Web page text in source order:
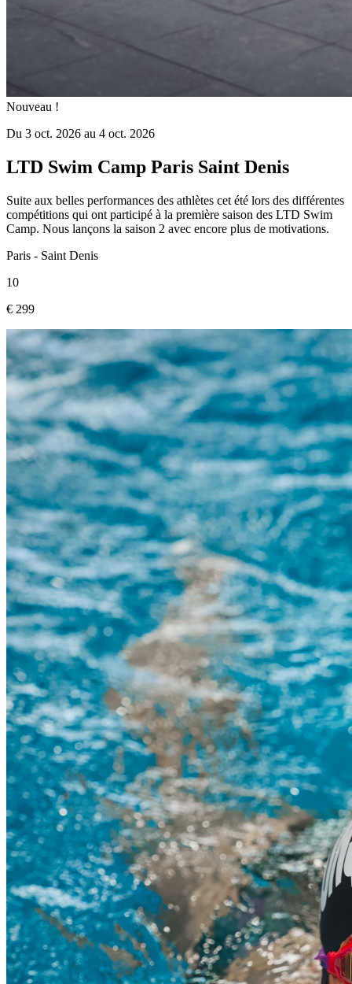
Nouveau !
Du 3 oct. 2026 au 4 oct. 2026
LTD Swim Camp Paris Saint Denis
Suite aux belles performances des athlètes cet été lors des différentes
compétitions qui ont participé à la première saison des LTD Swim
Camp. Nous lançons la saison 2 avec encore plus de motivations.
Paris - Saint Denis
10
€ 299